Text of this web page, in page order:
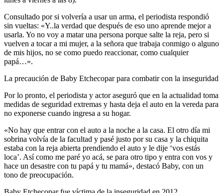
Consultado por si volvería a usar un arma, el periodista respondió
sin vueltas: «Y..la verdad que después de eso uno aprende mejor a
usarla. Yo no voy a matar una persona porque salte la reja, pero si
vuelven a tocar a mi mujer, a la señora que trabaja conmigo o alguno
de mis hijos, no se como puedo reaccionar, como cualquier
papá…».
La precaución de Baby Etchecopar para combatir con la inseguridad
Por lo pronto, el periodista y actor aseguró que en la actualidad toma
medidas de seguridad extremas y hasta deja el auto en la vereda para
no exponerse cuando ingresa a su hogar.
«No hay que entrar con el auto a la noche a la casa. El otro día mi
sobrina volvía de la facultad y pasé justo por su casa y la chiquita
estaba con la reja abierta prendiendo el auto y le dije ‘vos estás
loca’. Así como me paré yo acá, se para otro tipo y entra con vos y
hace un desastre con tu papá y tu mamá», destacó Baby, con un
tono de preocupación.